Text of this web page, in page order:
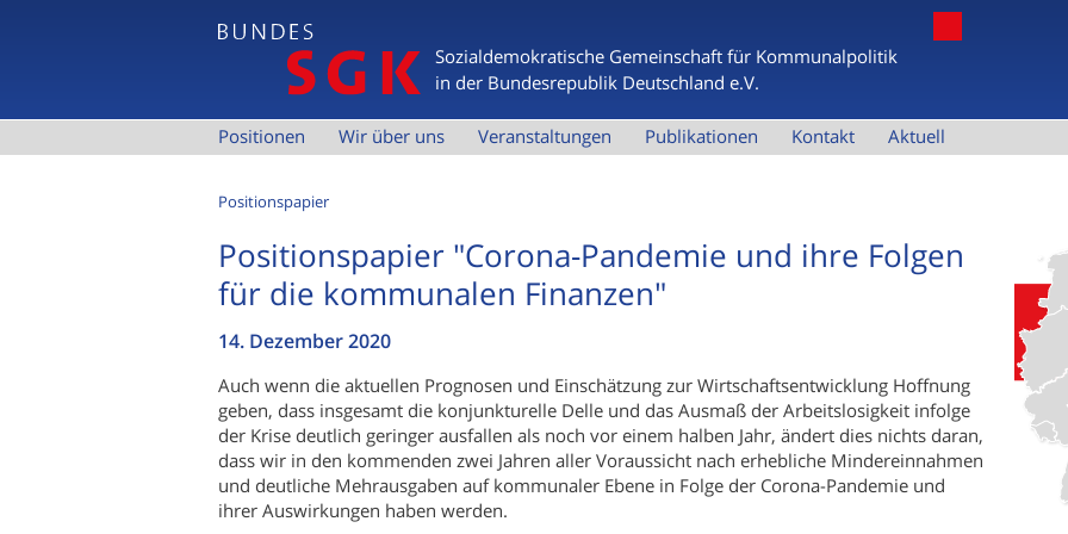
Sozialdemokratische Gemeinschaft für Kommunalpolitik
in der Bundesrepublik Deutschland e.V.
Positionen Wir über uns Veranstaltungen Publikationen Kontakt Aktuell
Positionspapier
Positionspapier "Corona-Pandemie und ihre Folgen
für die kommunalen Finanzen"
14. Dezember 2020
Auch wenn die aktuellen Prognosen und Einschätzung zur Wirtschaftsentwicklung Hoffnung
geben, dass insgesamt die konjunkturelle Delle und das Ausmaß der Arbeitslosigkeit infolge
der Krise deutlich geringer ausfallen als noch vor einem halben Jahr, ändert dies nichts daran,
dass wir in den kommenden zwei Jahren aller Voraussicht nach erhebliche Mindereinnahmen
und deutliche Mehrausgaben auf kommunaler Ebene in Folge der Corona-Pandemie und
ihrer Auswirkungen haben werden.